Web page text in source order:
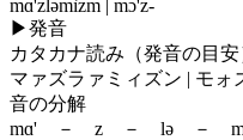
mɑ'zləmìzm | mɔ'z-
▶発音
カタカナ読み（発音の目安
マァズラァミィズン | モォ
音の分解
mɑ' － z － lə －